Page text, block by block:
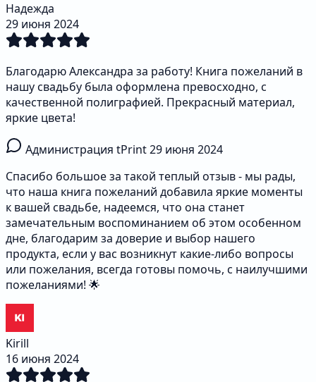
Надежда
29 июня 2024
Благодарю Александра за работу! Книга пожеланий в
нашу свадьбу была оформлена превосходно, с
качественной полиграфией. Прекрасный материал,
яркие цвета!
Администрация tPrint29 июня 2024
Спасибо большое за такой теплый отзыв - мы рады,
что наша книга пожеланий добавила яркие моменты
к вашей свадьбе, надеемся, что она станет
замечательным воспоминанием об этом особенном
дне, благодарим за доверие и выбор нашего
продукта, если у вас возникнут какие-либо вопросы
или пожелания, всегда готовы помочь, с наилучшими
пожеланиями! 🌟
Kirill
16 июня 2024